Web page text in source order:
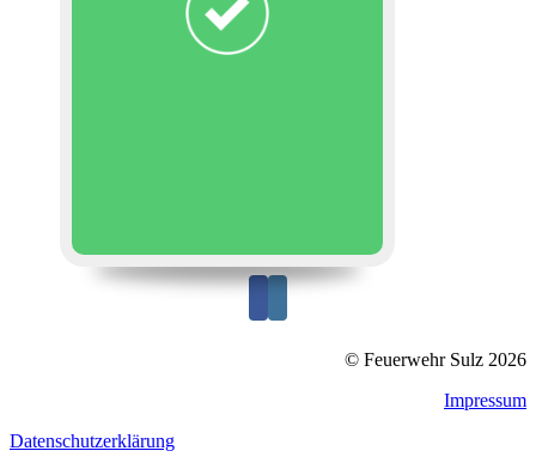
© Feuerwehr Sulz 2026
Impressum
Datenschutzerklärung